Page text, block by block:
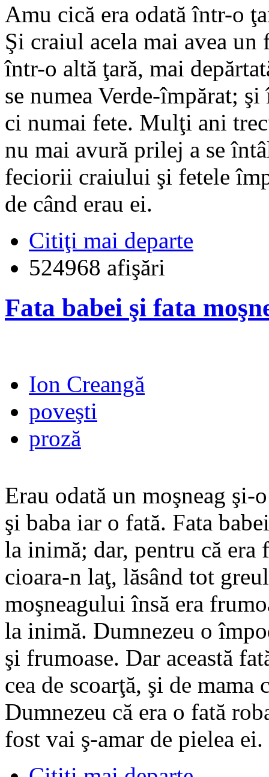
Amu cică era odată într-o
Şi craiul acela mai avea un
într-o altă ţară, mai
se numea Verde-împărat;
ci numai fete. Mulţi ani
nu mai avură prilej a se
feciorii craiului şi fetele
de când erau ei.
Citiţi mai departe
524968 afişări
Fata babei şi fata
Ion Creangă
poveşti
proză
Erau odată un moşneag şi-
şi baba iar o fată. Fata
la inimă; dar, pentru că era
cioara-n laţ, lăsând tot
moşneagului însă era
la inimă. Dumnezeu o
şi frumoase. Dar această
cea de scoarţă, şi de
Dumnezeu că era o fată
fost vai ş-amar de pielea ei.